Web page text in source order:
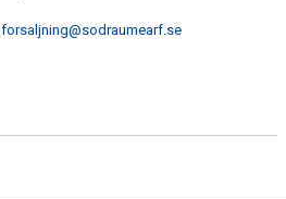
forsaljning@sodraumearf.se